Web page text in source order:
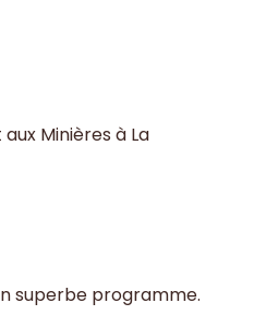
Minières à La
superbe programme.